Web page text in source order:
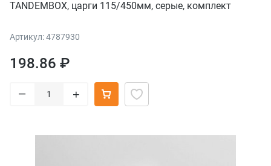
TANDEMBOX, царги 115/450мм, серые, комплект
Артикул: 4787930
198.86 ₽
– +